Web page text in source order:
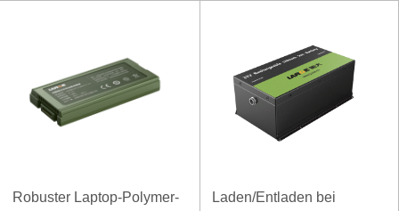
Robuster Laptop-Polymer-
Laden/Entladen bei